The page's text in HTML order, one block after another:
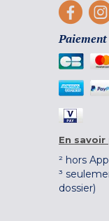
En savoir
² hors
³
dossier)